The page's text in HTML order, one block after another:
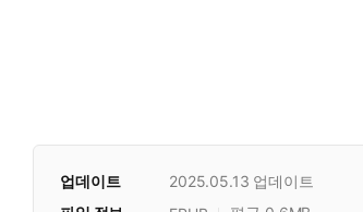
업데이트 2025.05.13 업데이트